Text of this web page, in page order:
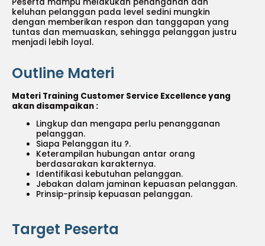
keluhan pelanggan pada level sedini mungkin
dengan memberikan respon dan tanggapan yang
tuntas dan memuaskan, sehingga pelanggan justru
menjadi lebih loyal.
Outline Materi
Materi Training Customer Service Excellence yang
akan disampaikan :
Lingkup dan mengapa perlu penangganan
pelanggan.
Siapa Pelanggan itu ?.
Keterampilan hubungan antar orang
berdasarakan karakternya.
Identifikasi kebutuhan pelanggan.
Jebakan dalam jaminan kepuasan pelanggan.
Prinsip-prinsip kepuasan pelanggan.
Target Peserta